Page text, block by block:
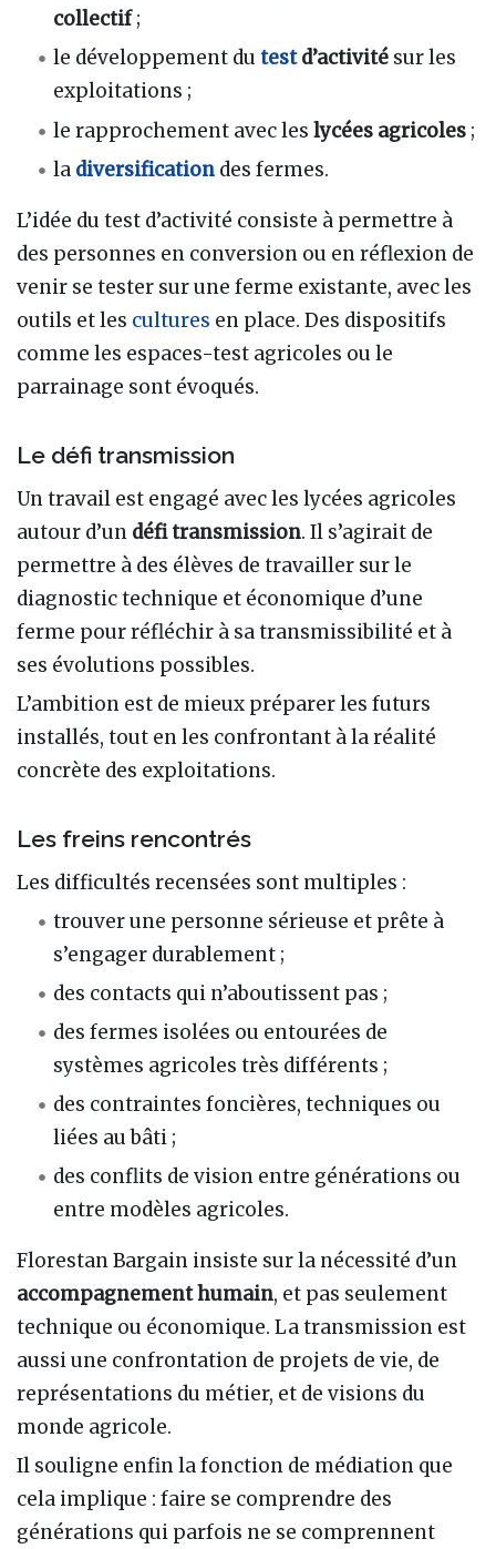
collectif;
le développement dutestd’activité sur les
exploitations ;
le rapprochement avec leslycées agricoles ;
la diversification des fermes.
L’idée du test d’activité consiste à permettre à
des personnes en conversion ou en réflexion de
venir se tester sur une ferme existante, avec les
outils et les cultures en place. Des dispositifs
comme les espaces-test agricoles ou le
parrainage sont évoqués.
Le défi transmission
Un travail est engagé avec les lycées agricoles
autour d’un défi transmission. Il s’agirait de
permettre à des élèves de travailler sur le
diagnostic technique et économique d’une
ferme pour réfléchir à sa transmissibilité et à
ses évolutions possibles.
L’ambition est de mieux préparer les futurs
installés, tout en les confrontant à la réalité
concrète des exploitations.
Les freins rencontrés
Les difficultés recensées sont multiples :
trouver une personne sérieuse et prête à
s’engager durablement ;
des contacts qui n’aboutissent pas ;
des fermes isolées ou entourées de
systèmes agricoles très différents ;
des contraintes foncières, techniques ou
liées au bâti ;
des conflits de vision entre générations ou
entre modèles agricoles.
Florestan Bargain insiste sur la nécessité d’un
accompagnement humain, et pas seulement
technique ou économique. La transmission est
aussi une confrontation de projets de vie, de
représentations du métier, et de visions du
monde agricole.
Il souligne enfin la fonction de médiation que
cela implique : faire se comprendre des
générations qui parfois ne se comprennent